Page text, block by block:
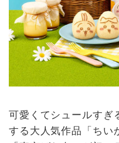
可愛くてシュールすぎ
する大人気作品「ちい